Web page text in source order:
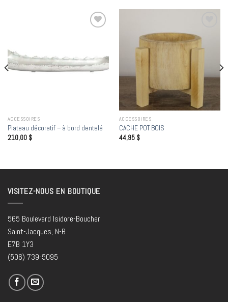
ACCESSOIRES
Plateau décoratif – à bord dentelé
210,00 $
Add to
wishlist
ACCESSOIRES
CACHE POT BOIS
44,95 $
VISITEZ-NOUS EN BOUTIQUE
565 Boulevard Isidore-Boucher
Saint-Jacques, N-B
E7B 1Y3
(506) 739-5095